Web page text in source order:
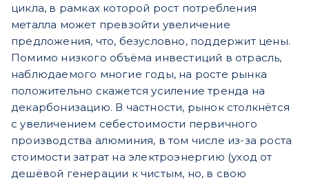
цикла, в рамках которой рост потребления
металла может превзойти увеличение
предложения, что, безусловно, поддержит цены.
Помимо низкого объёма инвестиций в отрасль,
наблюдаемого многие годы, на росте рынка
положительно скажется усиление тренда на
декарбонизацию. В частности, рынок столкнётся
с увеличением себестоимости первичного
производства алюминия, в том числе из-за роста
стоимости затрат на электроэнергию (уход от
дешёвой генерации к чистым, но, в свою